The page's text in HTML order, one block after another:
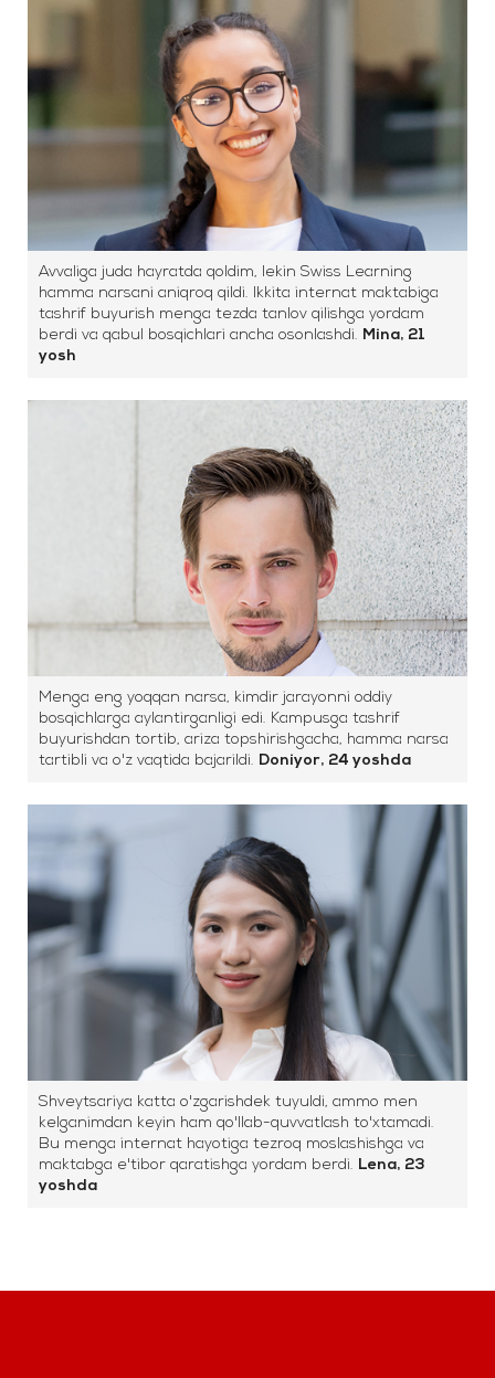
Avvaliga juda hayratda qoldim, lekin Swiss Learning
hamma narsani aniqroq qildi. Ikkita internat maktabiga
tashrif buyurish menga tezda tanlov qilishga yordam
berdi va qabul bosqichlari ancha osonlashdi. Mina, 21
yosh
Menga eng yoqqan narsa, kimdir jarayonni oddiy
bosqichlarga aylantirganligi edi. Kampusga tashrif
buyurishdan tortib, ariza topshirishgacha, hamma narsa
tartibli va o'z vaqtida bajarildi. Doniyor, 24 yoshda
Shveytsariya katta o'zgarishdek tuyuldi, ammo men
kelganimdan keyin ham qo'llab-quvvatlash to'xtamadi.
Bu menga internat hayotiga tezroq moslashishga va
maktabga e'tibor qaratishga yordam berdi. Lena, 23
yoshda